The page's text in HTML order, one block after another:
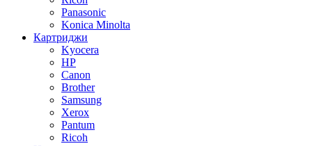
Panasonic
Konica Minolta
Картриджи
Kyocera
HP
Canon
Brother
Samsung
Xerox
Pantum
Ricoh